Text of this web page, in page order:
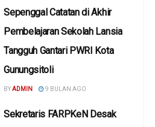
Sepenggal Catatan di Akhir
Pembelajaran Sekolah Lansia
Tangguh Gantari PWRI Kota
Gunungsitoli
BYADMIN 9 BULAN AGO
Sekretaris FARPKeN Desak